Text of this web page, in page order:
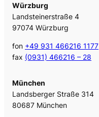
Würzburg
Landsteinerstraße 4
97074 Würzburg
fon +49 931 466216 1177
fax (0931) 466216 – 28
München
Landsberger Straße 314
80687 München